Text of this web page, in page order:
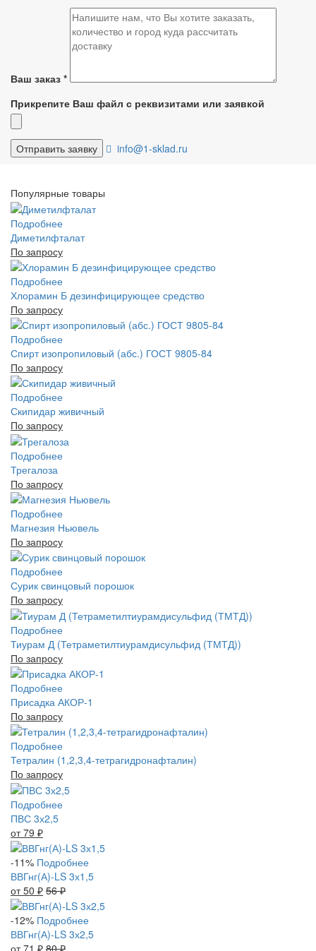
Ваш заказ *
Прикрепите Ваш файл с реквизитами или заявкой
info@1-sklad.ru
Популярные товары
Подробнее
Диметилфталат
По запросу
Подробнее
Хлорамин Б дезинфицирующее средство
По запросу
Подробнее
Спирт изопропиловый (абс.) ГОСТ 9805-84
По запросу
Подробнее
Скипидар живичный
По запросу
Подробнее
Трегалоза
По запросу
Подробнее
Магнезия Ньювель
По запросу
Подробнее
Сурик свинцовый порошок
По запросу
Подробнее
Тиурам Д (Тетраметилтиурамдисульфид (ТМТД))
По запросу
Подробнее
Присадка АКОР-1
По запросу
Подробнее
Тетралин (1,2,3,4-тетрагидронафталин)
По запросу
Подробнее
ПВС 3х2,5
от 79 ₽
-11% Подробнее
ВВГнг(А)-LS 3х1,5
от 50 ₽ 56₽
-12% Подробнее
ВВГнг(А)-LS 3х2,5